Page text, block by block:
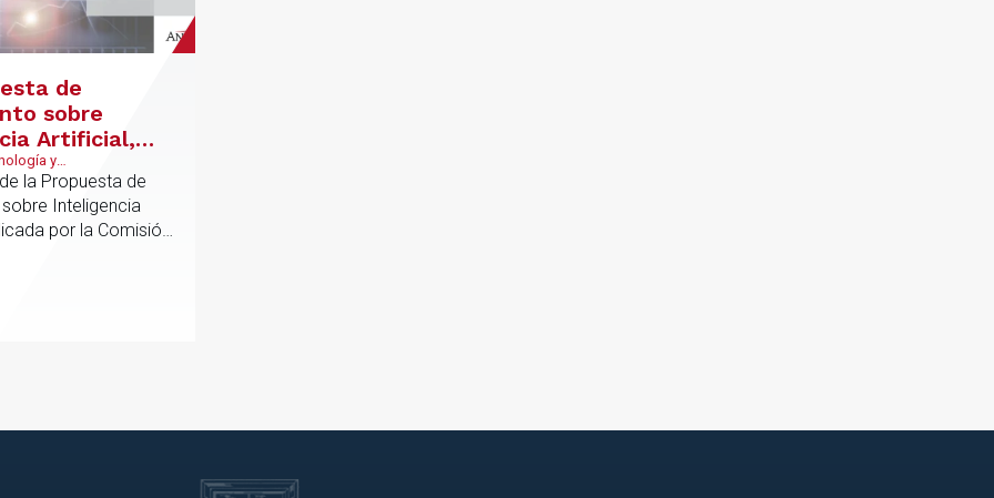
de
sobre
Artificial,
legal para
y
IA, Data
y cumplimiento
la Propuesta de
Inteligencia
por la Comisión
Europe's